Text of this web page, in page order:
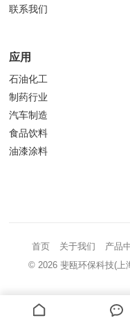
联系我们
应用
石油化工
制药行业
汽车制造
食品饮料
油漆涂料
首页 关于我们 产品
© 2026斐瓯环保科技(上